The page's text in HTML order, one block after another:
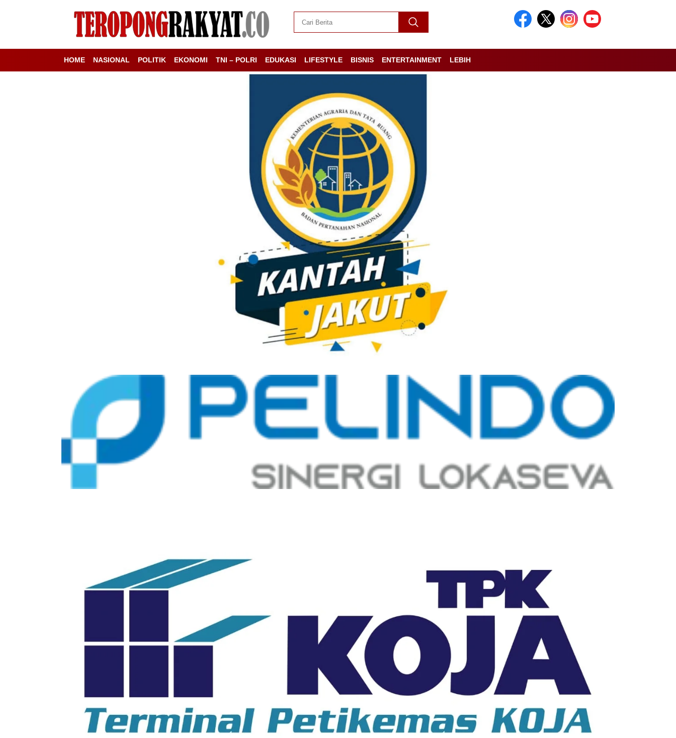
HOME NASIONAL POLITIK EKONOMI TNI – POLRI EDUKASI LIFESTYLE BISNIS ENTERTAINMENT LEBIH